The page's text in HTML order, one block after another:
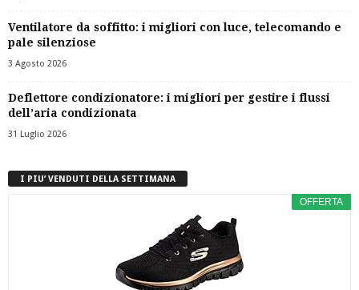
Ventilatore da soffitto: i migliori con luce, telecomando e
pale silenziose
3 Agosto 2026
Deflettore condizionatore: i migliori per gestire i flussi
dell’aria condizionata
31 Luglio 2026
I PIU’ VENDUTI DELLA SETTIMANA
OFFERTA